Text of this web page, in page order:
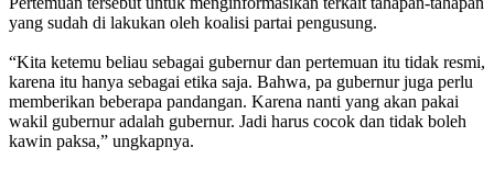
yang sudah di lakukan oleh koalisi partai pengusung.
“Kita ketemu beliau sebagai gubernur dan pertemuan itu tidak resmi,
karena itu hanya sebagai etika saja. Bahwa, pa gubernur juga perlu
memberikan beberapa pandangan. Karena nanti yang akan pakai
wakil gubernur adalah gubernur. Jadi harus cocok dan tidak boleh
kawin paksa,” ungkapnya.